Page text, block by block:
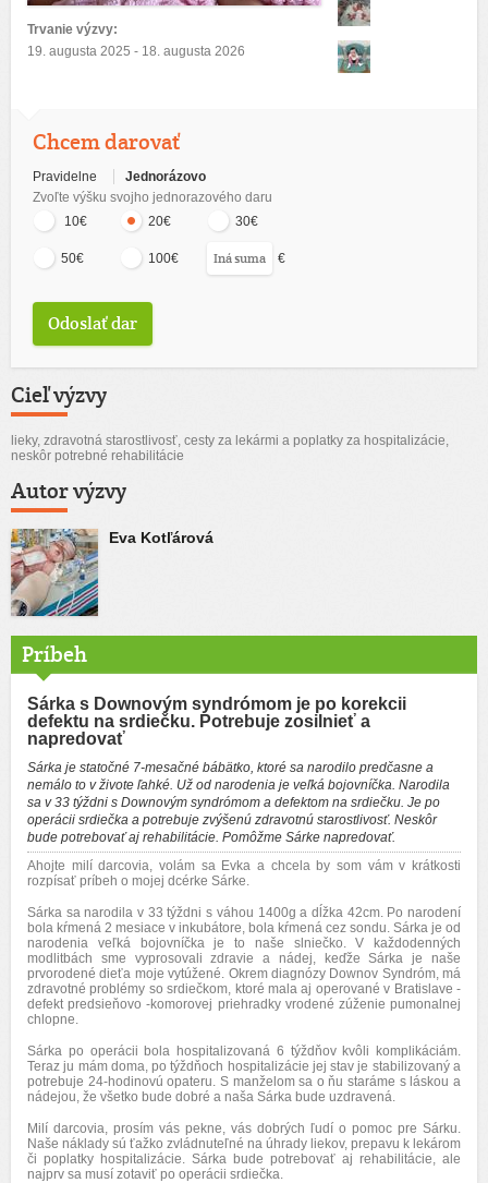
Trvanie výzvy:
19. augusta 2025 - 18. augusta 2026
Chcem darovať
Pravidelne
Jednorázovo
Zvoľte výšku svojho jednorazového daru
10€
20€ 30€
50€ 100€ €
Cieľ výzvy
lieky, zdravotná starostlivosť, cesty za lekármi a poplatky za hospitalizácie,
neskôr potrebné rehabilitácie
Autor výzvy
Eva Kotľárová
Príbeh
Sárka s Downovým syndrómom je po korekcii
defektu na srdiečku. Potrebuje zosilnieť a
napredovať
Sárka je statočné 7-mesačné bábätko, ktoré sa narodilo predčasne a
nemálo to v živote ľahké. Už od narodenia je veľká bojovníčka. Narodila
sa v 33 týždni s Downovým syndrómom a defektom na srdiečku. Je po
operácii srdiečka a potrebuje zvýšenú zdravotnú starostlivosť. Neskôr
bude potrebovať aj rehabilitácie. Pomôžme Sárke napredovať.
Ahojte milí darcovia, volám sa Evka a chcela by som vám v krátkosti
rozpísať príbeh o mojej dcérke Sárke.
Sárka sa narodila v 33 týždni s váhou 1400g a dĺžka 42cm. Po narodení
bola kŕmená 2 mesiace v inkubátore, bola kŕmená cez sondu. Sárka je od
narodenia veľká bojovníčka je to naše slniečko. V každodenných
modlitbách sme vyprosovali zdravie a nádej, keďže Sárka je naše
prvorodené dieťa moje vytúžené. Okrem diagnózy Downov Syndróm, má
zdravotné problémy so srdiečkom, ktoré mala aj operované v Bratislave -
defekt predsieňovo -komorovej priehradky vrodené zúženie pumonalnej
chlopne.
Sárka po operácii bola hospitalizovaná 6 týždňov kvôli komplikáciám.
Teraz ju mám doma, po týždňoch hospitalizácie jej stav je stabilizovaný a
potrebuje 24-hodinovú opateru. S manželom sa o ňu staráme s láskou a
nádejou, že všetko bude dobré a naša Sárka bude uzdravená.
Milí darcovia, prosím vás pekne, vás dobrých ľudí o pomoc pre Sárku.
Naše náklady sú ťažko zvládnuteľné na úhrady liekov, prepavu k lekárom
či poplatky hospitalizácie. Sárka bude potrebovať aj rehabilitácie, ale
najprv sa musí zotaviť po operácii srdiečka.